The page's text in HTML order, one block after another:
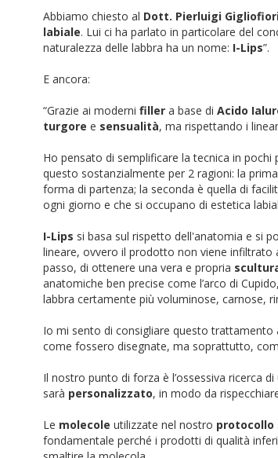
Abbiamo chiesto al Dott. Pierluigi
labiale. Lui ci ha parlato in particolare del
naturalezza delle labbra ha un nome: I-Lips”.
E ancora:
“Grazie ai moderni filler a base di Acido
turgore e sensualità, ma rispettando i
Ho pensato di semplificare la tecnica in
questo sostanzialmente per 2 ragioni: la
forma di partenza; la seconda è quella di
ogni giorno e che si occupano di estetica
I-Lips si basa sul rispetto dell'anatomia e si
lineare, ovvero il prodotto non viene
passo, di ottenere una vera e propria
anatomiche ben precise come l’arco di
labbra certamente più voluminose, carnose,
Io mi sento di consigliare questo trattamento
come fossero disegnate, ma soprattutto,
Il nostro punto di forza è l’ossessiva ricerca
sarà personalizzato, in modo da
Le molecole utilizzate nel nostro protocollo
fondamentale perché i prodotti di qualità